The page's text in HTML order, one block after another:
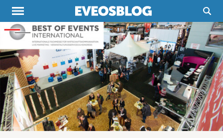
Themen Projekte
Inspiration
Destinationen
Über uns
Werbung
Buchtipps
Newsletter